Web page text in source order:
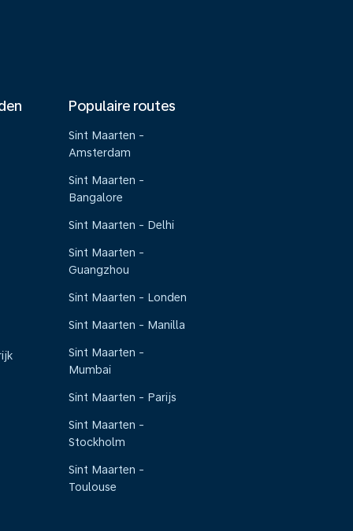
Populaire routes
Sint Maarten -
Amsterdam
Sint Maarten -
Bangalore
Sint Maarten - Delhi
Sint Maarten -
Guangzhou
Sint Maarten - Londen
Sint Maarten - Manilla
Sint Maarten -
Mumbai
Sint Maarten - Parijs
Sint Maarten -
Stockholm
Sint Maarten -
Toulouse